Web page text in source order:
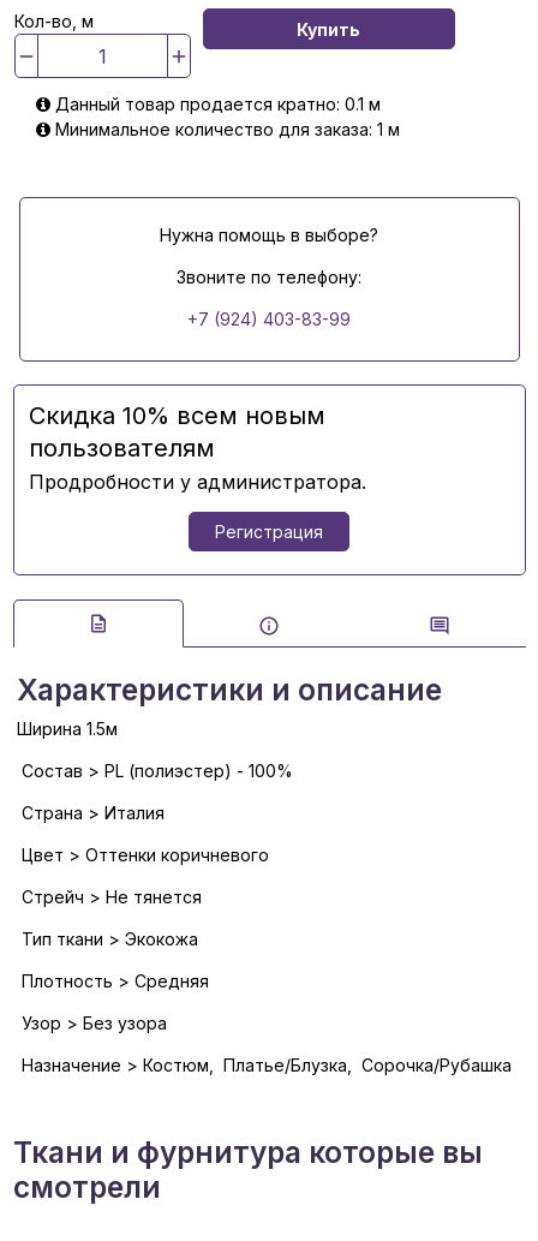
Кол-во, м Купить
Данный товар продается кратно: 0.1 м
Минимальное количество для заказа: 1 м
Нужна помощь в выборе?
Звоните по телефону:
+7 (924) 403-83-99
Скидка 10% всем новым
пользователям
Продробности у администратора.
Регистрация
Характеристики и описание
Ширина 1.5м
Состав > PL (полиэстер) - 100%
Страна > Италия
Цвет > Оттенки коричневого
Стрейч > Не тянется
Тип ткани > Экокожа
Плотность > Средняя
Узор > Без узора
Назначение > Костюм, Платье/Блузка, Сорочка/Рубашка
Ткани и фурнитура которые вы
смотрели